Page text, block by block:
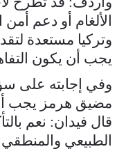
الألغام أو دعم
وتركيا مستعدة
يجب أن يكون
وفي إجابته على
مضيق هرمز يجب
قال فيدان: نعم
الطبيعي